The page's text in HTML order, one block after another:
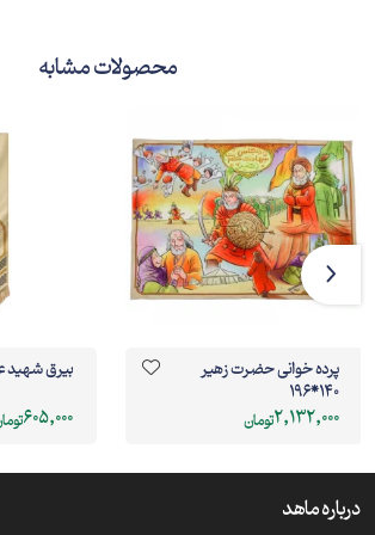
داشتم فقط یه نفر می‌تونست کمکم کنه و راه رو
نیفتم. جمله همونیه که داری بهش فکر میکنی!
عزیزان دل! اگر این کتیبه رو از ما خریداری کردین،
رو با آب سرد و مواد شوینده غیراسیدی بشویید.
محصولات مشابه
پرده خوانی حضرت زهیر
140*196
2,132,000تومان
بیرق شهید
605,000
درباره ماهد